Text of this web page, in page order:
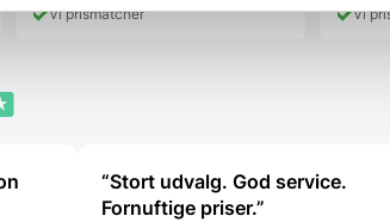
Vi prismatcher
er:Vi
“Stort udvalg. God service.
Fornuftige priser.”